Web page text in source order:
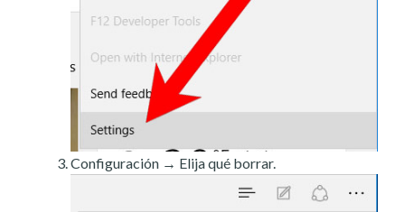
Configuración → Elija qué borrar.